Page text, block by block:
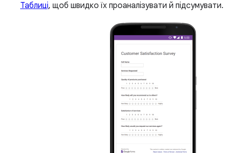
Таблиці, щоб швидко їх проаналізувати й підсумувати.